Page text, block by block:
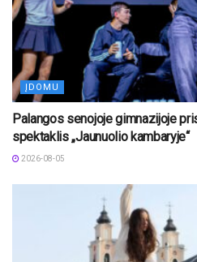
ĮDOMU
Palangos senojoje gimnazijoje
spektaklis „Jaunuolio kambaryje“
2026-08-05